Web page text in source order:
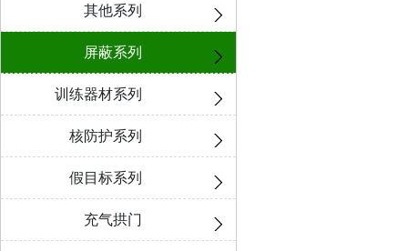
其他系列
屏蔽系列
训练器材系列
核防护系列
假目标系列
充气拱门